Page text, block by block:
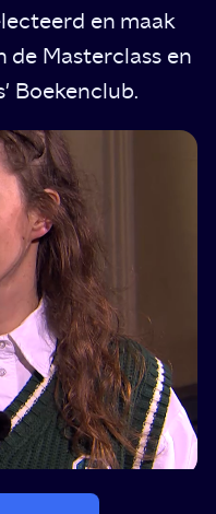
en maak
de Masterclass en
Boekenclub.